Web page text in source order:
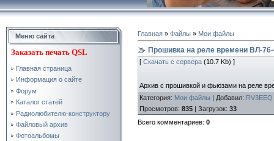
Меню сайта
Заказать печать QSL
Главная страница
Информация о сайте
Форум
Каталог статей
Радиолюбителю-конструктору
Файловый архив
Фотоальбомы
Главная » Файлы » Мои файлы
Прошивка на реле времени ВЛ-
[ Скачать с сервера (10.7 Kb) ]
Архив с прошивкой и фьюзами на реле
Категория: Мои файлы | Добавил: RV3EEQ
Просмотров: 835 | Загрузок: 33
Всего комментариев: 0